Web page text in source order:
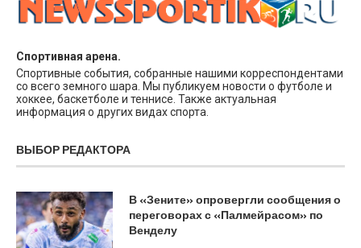
Спортивная арена.
Спортивные события, собранные нашими корреспондентами
со всего земного шара. Мы публикуем новости о футболе и
хоккее, баскетболе и теннисе. Также актуальная
информация о других видах спорта.
ВЫБОР РЕДАКТОРА
В «Зените» опровергли сообщения о
переговорах с «Палмейрасом» по
Венделу